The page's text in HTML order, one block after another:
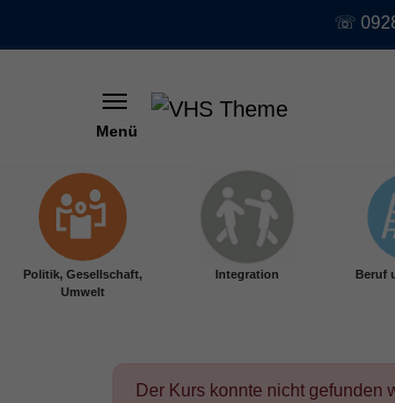
Skip to main content
☏
Menü
Politik, Gesellschaft,
Umwelt
Integration Beruf
Der Kurs konnte nicht gefunden